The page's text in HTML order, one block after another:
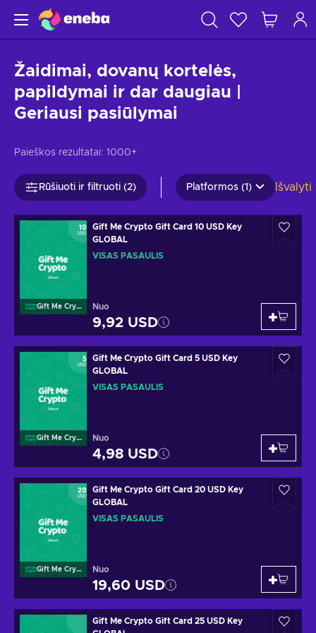
Žaidimai, dovanų kortelės,
papildymai ir dar daugiau |
Geriausi pasiūlymai
Paieškos rezultatai: 1000+
Rūšiuoti ir filtruoti (2) Platformos (1) Išvalyti
Gift Me Crypto
Gift Me Crypto Gift Card 10 USD Key
GLOBAL
VISAS PASAULIS
Nuo
9,92 USD
Gift Me Crypto
Gift Me Crypto Gift Card 5 USD Key
GLOBAL
VISAS PASAULIS
Nuo
4,98 USD
Gift Me Crypto
Gift Me Crypto Gift Card 20 USD Key
GLOBAL
VISAS PASAULIS
Nuo
19,60 USD
Gift Me Crypto Gift Card 25 USD Key